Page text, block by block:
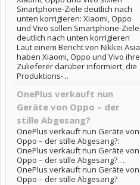
Smartphone-Ziele deutlich nach
unten korrigieren: Xiaomi, Oppo
und Vivo sollen Smartphone-Ziele
deutlich nach unten korrigieren
Laut einem Bericht von Nikkei Asia
haben Xiaomi, Oppo und Vivo ihre
Zulieferer darüber informiert, die
Produktions-...
OnePlus verkauft nun
Geräte von Oppo – der
stille Abgesang?
OnePlus verkauft nun Geräte von
Oppo – der stille Abgesang?:
OnePlus verkauft nun Geräte von
Oppo – der stille Abgesang? . .
OnePlus verkauft nun Geräte von
Oppo – der stille Abgesang?